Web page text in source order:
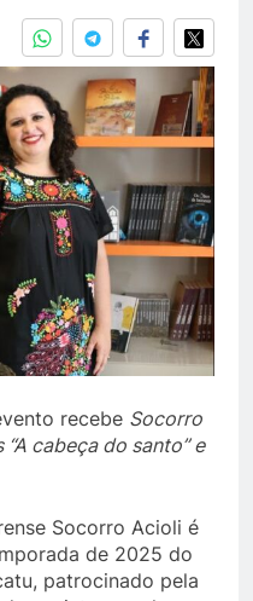
recebe Socorro
cabeça do santo” e
Socorro Acioli é
de 2025 do
patrocinado pela